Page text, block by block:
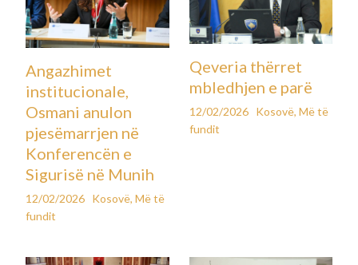
Angazhimet
institucionale,
Osmani anulon
pjesëmarrjen në
Konferencën e
Sigurisë në Munih
12/02/2026 Kosovë,Më të
fundit
Qeveria thërret
mbledhjen e parë
12/02/2026 Kosovë, Më të
fundit